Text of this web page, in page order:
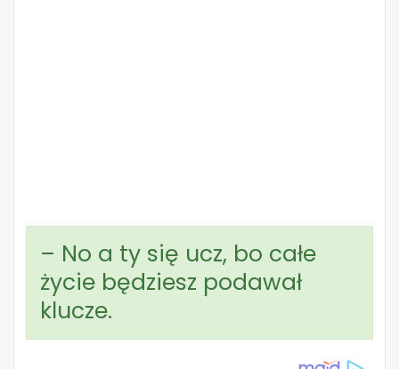
– No a ty się ucz, bo całe
życie będziesz podawał
klucze.